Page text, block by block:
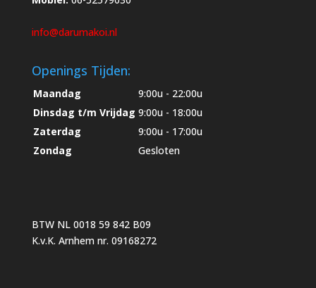
info@darumakoi.nl
Openings Tijden:
Maandag
9:00u - 22:00u
Dinsdag t/m Vrijdag 9:00u - 18:00u
Zaterdag
9:00u - 17:00u
Zondag
Gesloten
BTW NL 0018 59 842 B09
K.v.K. Arnhem nr. 09168272